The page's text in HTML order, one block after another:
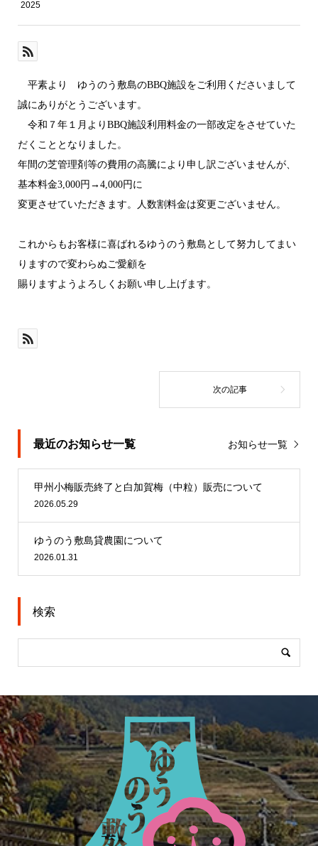
2025
平素より ゆうのう敷島のBBQ施設をご利用くださいまして
誠にありがとうございます。
令和７年１月よりBBQ施設利用料金の一部改定をさせていた
だくこととなりました。
年間の芝管理剤等の費用の高騰により申し訳ございませんが、
基本料金3,000円→4,000円に
変更させていただきます。人数割料金は変更ございません。
これからもお客様に喜ばれるゆうのう敷島として努力してまい
りますので変わらぬご愛顧を
賜りますようよろしくお願い申し上げます。
最近のお知らせ一覧 お知らせ一覧
甲州小梅販売終了と白加賀梅（中粒）販売について
2026.05.29
ゆうのう敷島貸農園について
2026.01.31
検索